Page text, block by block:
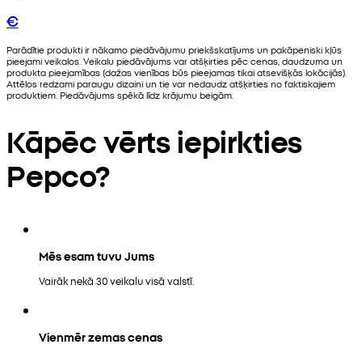
€
Parādītie produkti ir nākamo piedāvājumu priekšskatījums un pakāpeniski kļūs
pieejami veikalos. Veikalu piedāvājums var atšķirties pēc cenas, daudzuma un
produkta pieejamības (dažas vienības būs pieejamas tikai atsevišķās lokācijās).
Attēlos redzami paraugu dizaini un tie var nedaudz atšķirties no faktiskajiem
produktiem. Piedāvājums spēkā līdz krājumu beigām.
Kāpēc vērts iepirkties
Pepco?
Mēs esam tuvu Jums
Vairāk nekā 30 veikalu visā valstī.
Vienmēr zemas cenas